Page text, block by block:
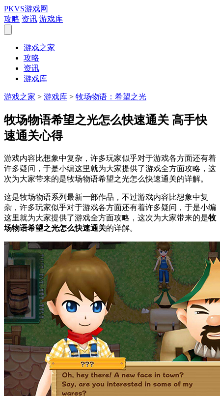
PKVS游戏网
攻略 资讯 游戏库
游戏之家
攻略
资讯
游戏库
游戏之家 > 游戏库 > 牧场物语：希望之光
牧场物语希望之光怎么快速通关 高手快
速通关心得
游戏内容比想象中复杂，许多玩家似乎对于游戏各方面还有着
许多疑问，于是小编这里就为大家提供了游戏全方面攻略，这
次为大家带来的是牧场物语希望之光怎么快速通关的详解。
这是牧场物语系列最新一部作品，不过游戏内容比想象中复
杂，许多玩家似乎对于游戏各方面还有着许多疑问，于是小编
这里就为大家提供了游戏全方面攻略，这次为大家带来的是牧
场物语希望之光怎么快速通关的详解。